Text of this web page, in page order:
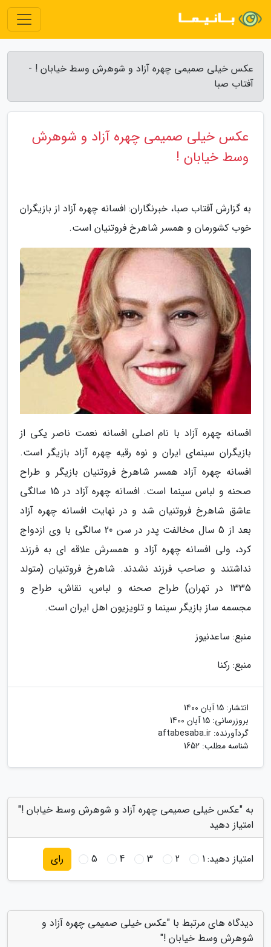
عکس خیلی صمیمی چهره آزاد و شوهرش وسط خیابان ! -
آفتاب صبا
عکس خیلی صمیمی چهره آزاد و شوهرش
وسط خیابان !
به گزارش آفتاب صبا، خبرنگاران: افسانه چهره آزاد از بازیگران
خوب کشورمان و همسر شاهرخ فروتنیان است.
افسانه چهره آزاد با نام اصلی افسانه نعمت ناصر یکی از
بازیگران سینمای ایران و نوه رقیه چهره آزاد بازیگر است.
افسانه چهره آزاد همسر شاهرخ فروتنیان بازیگر و طراح
صحنه و لباس سینما است. افسانه چهره آزاد در 15 سالگی
عاشق شاهرخ فروتنیان شد و در نهایت افسانه چهره آزاد
بعد از 5 سال مخالفت پدر در سن 20 سالگی با وی ازدواج
کرد، ولی افسانه چهره آزاد و همسرش علاقه ای به فرزند
نداشتند و صاحب فرزند نشدند. شاهرخ فروتنیان (متولد
1335 در تهران) طراح صحنه و لباس، نقاش، طراح و
مجسمه ساز بازیگر سینما و تلویزیون اهل ایران است.
منبع: ساعدنیوز
منبع: رکنا
انتشار: 15 آبان 1400
بروزرسانی: 15 آبان 1400
گردآورنده: aftabesaba.ir
شناسه مطلب: 1652
به "عکس خیلی صمیمی چهره آزاد و شوهرش وسط خیابان !"
امتیاز دهید
امتیاز دهید:1
2
3
4
5 رای
دیدگاه های مرتبط با "عکس خیلی صمیمی چهره آزاد و
شوهرش وسط خیابان !"